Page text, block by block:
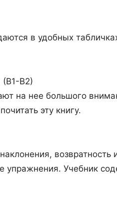
в удобных
B2)
на нее большого
эту книгу.
возвратность
упражнения. Учебник